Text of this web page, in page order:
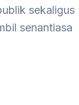
sekaligus
senantiasa